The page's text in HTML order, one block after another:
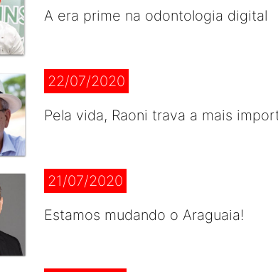
A era prime na odontologia digital
22/07/2020
Pela vida, Raoni trava a mais
21/07/2020
Estamos mudando o Araguaia!